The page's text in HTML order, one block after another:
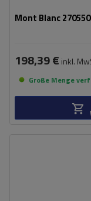
Mont Blanc
198,39 € inkl.
Große Menge